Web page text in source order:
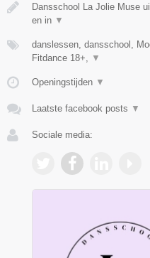
Dansschool La Jolie Muse
en in ▼
danslessen, dansschool,
Fitdance 18+,
▼
Openingstijden ▼
Laatste facebook posts ▼
Sociale media: